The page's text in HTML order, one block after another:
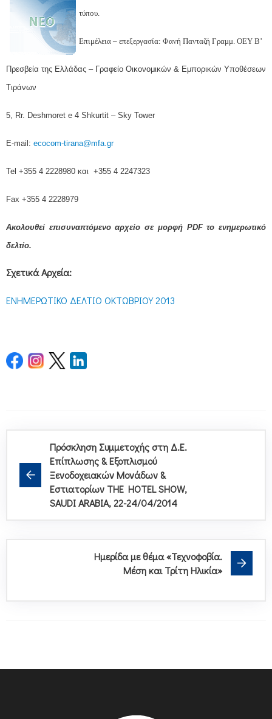
τύπου.
Επιμέλεια – επεξεργασία: Φανή Πανταζή Γραμμ. ΟΕΥ Β’
Πρεσβεία της Ελλάδας – Γραφείο Οικονομικών & Εμπορικών Υποθέσεων
Τιράνων
5, Rr. Deshmoret e 4 Shkurtit – Sky Tower
E-mail: ecocom-tirana@mfa.gr
Tel +355 4 2228980 και +355 4 2247323
Fax +355 4 2228979
Ακολουθεί επισυναπτόμενο αρχείο σε μορφή PDF το ενημερωτικό
δελτίο.
Σχετικά Αρχεία:
ΕΝΗΜΕΡΩΤΙΚΟ ΔΕΛΤΙΟ ΟΚΤΩΒΡΙΟΥ 2013
Πρόσκληση Συμμετοχής στη Δ.Ε.
Επίπλωσης & Εξοπλισμού
Ξενοδοχειακών Μονάδων &
Εστιατορίων THE HOTEL SHOW,
SAUDI ARABIA, 22-24/04/2014
Ημερίδα με θέμα «Τεχνοφοβία.
Μέση και Τρίτη Ηλικία»